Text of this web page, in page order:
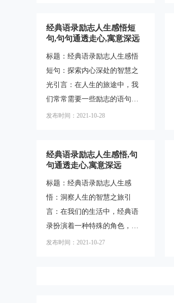
行动。本文将为您介绍一些经
典的人生哲理句子，帮助您更
好地理解人生的意义和价值。
一、关于人生的意义和价值
1."人生不是一种享乐，而是一
桩十分沉重的工作。"-列夫·托
尔斯泰这句话告诉我们，人生
经典语录励志人生感悟短
句,句句通透走心,寓意深远
标题：经典语录励志人生感悟
短句：探索内心深处的智慧之
光引言：在人生的旅途中，我
们常常需要一些励志的语句来
激励自己，给予自己力量和勇
远，它们是智慧的结晶，能够
引导我们思考人生的意义和价
值。本文将深入探讨这些经典
语录的内涵，并带您一同探索
内心深处的智慧之光。一、挑
战自我，超越极限在人生的道
路上，我们常常会遇到各种挑
发布时间：2021-10-28
经典语录励志人生感悟,句
句通透走心,寓意深远
标题：经典语录励志人生感
悟：洞察人生的智慧之旅引
言：在我们的生活中，经典语
录扮演着一种特殊的角色，它
们以简洁而深刻的方式传达着
发布时间：2021-10-27